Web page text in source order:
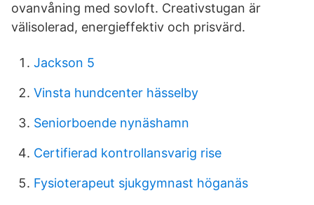
ovanvåning med sovloft. Creativstugan är
välisolerad, energieffektiv och prisvärd.
Jackson 5
Vinsta hundcenter hässelby
Seniorboende nynäshamn
Certifierad kontrollansvarig rise
Fysioterapeut sjukgymnast höganäs